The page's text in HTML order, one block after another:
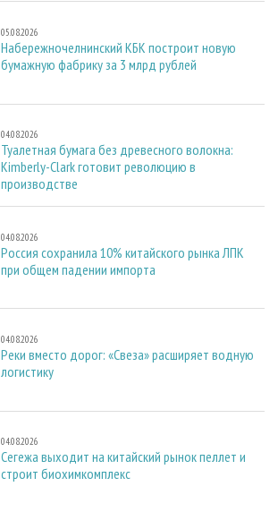
05.08.2026
Набережночелнинский КБК построит новую
бумажную фабрику за 3 млрд рублей
04.08.2026
Туалетная бумага без древесного волокна:
Kimberly-Clark готовит революцию в
производстве
04.08.2026
Россия сохранила 10% китайского рынка ЛПК
при общем падении импорта
04.08.2026
Реки вместо дорог: «Свеза» расширяет водную
логистику
04.08.2026
Сегежа выходит на китайский рынок пеллет и
строит биохимкомплекс